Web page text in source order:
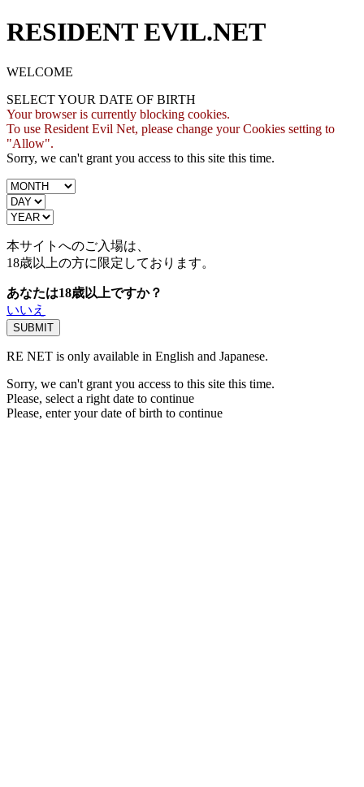
RESIDENT EVIL.NET
WELCOME
SELECT YOUR DATE OF BIRTH
Your browser is currently blocking cookies.
To use Resident Evil Net, please change your Cookies setting to
"Allow".
Sorry, we can't grant you access to this site this time.
本サイトへのご入場は、
18歳以上の方に限定しております。
あなたは18歳以上ですか？
いいえ
RE NET is only available in English and Japanese.
Sorry, we can't grant you access to this site this time.
Please, select a right date to continue
Please, enter your date of birth to continue